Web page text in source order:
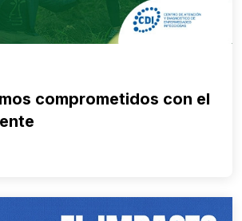
comprometidos con el